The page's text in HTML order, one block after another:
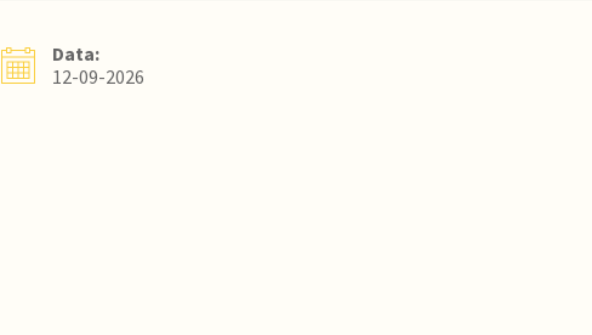
Data:
12-09-2026